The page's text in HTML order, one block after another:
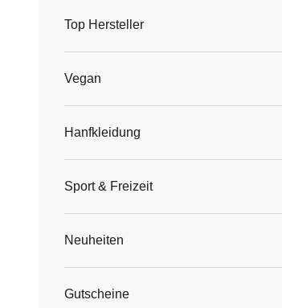
Top Hersteller
Vegan
Hanfkleidung
Sport & Freizeit
Neuheiten
Gutscheine